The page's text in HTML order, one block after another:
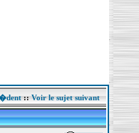
::Voir le sujet suivant